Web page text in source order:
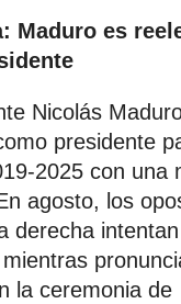
Maduro es
Nicolás
presidente
2025 con una
agosto, los
derecha intentan
la ceremonia de